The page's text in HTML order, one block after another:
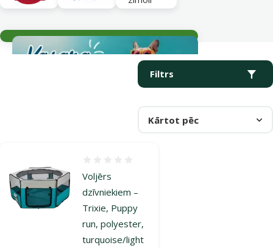
Filtrs
Kārtot pēc
Voljērs
dzīvniekiem –
Trixie, Puppy
run, polyester,
turquoise/light